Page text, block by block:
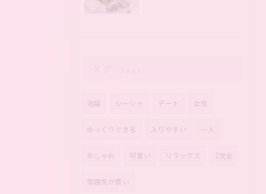
池袋 シーシャ デート 女性
ゆっくりできる 入りやすい 一人
おしゃれ 可愛い リラックス 2次会
雰囲気が良い